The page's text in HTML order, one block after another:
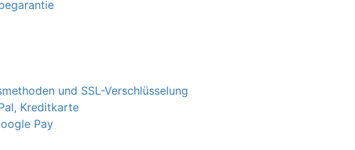
und SSL-Verschlüsselung
Kreditkarte
Pay